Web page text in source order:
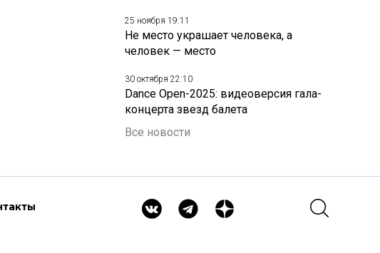
25 ноября 19:11
Не место украшает человека, а
человек — место
30 октября 22:10
Dance Open-2025: видеоверсия гала-
концерта звезд балета
Все новости